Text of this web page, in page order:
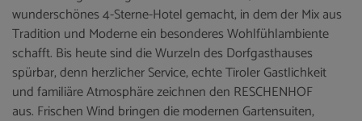
wunderschönes 4-Sterne-Hotel gemacht, in dem der Mix aus
Tradition und Moderne ein besonderes Wohlfühlambiente
schafft. Bis heute sind die Wurzeln des Dorfgasthauses
spürbar, denn herzlicher Service, echte Tiroler Gastlichkeit
und familiäre Atmosphäre zeichnen den RESCHENHOF
aus. Frischen Wind bringen die modernen Gartensuiten,